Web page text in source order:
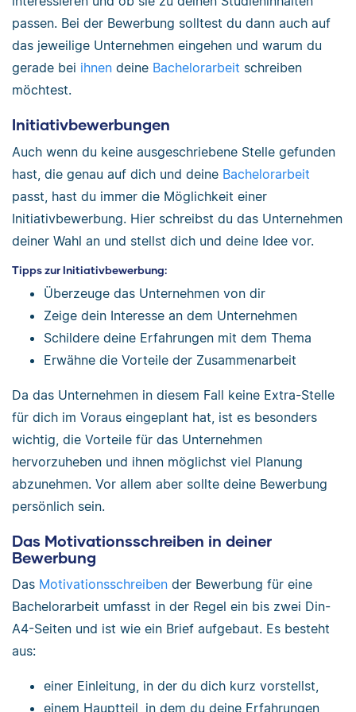
passen. Bei der Bewerbung solltest du dann auch auf
das jeweilige Unternehmen eingehen und warum du
gerade bei ihnen deine Bachelorarbeit schreiben
möchtest.
Initiativbewerbungen
Auch wenn du keine ausgeschriebene Stelle gefunden
hast, die genau auf dich und deine Bachelorarbeit
passt, hast du immer die Möglichkeit einer
Initiativbewerbung. Hier schreibst du das Unternehmen
deiner Wahl an und stellst dich und deine Idee vor.
Tipps zur Initiativbewerbung:
Überzeuge das Unternehmen von dir
Zeige dein Interesse an dem Unternehmen
Schildere deine Erfahrungen mit dem Thema
Erwähne die Vorteile der Zusammenarbeit
Da das Unternehmen in diesem Fall keine Extra-Stelle
für dich im Voraus eingeplant hat, ist es besonders
wichtig, die Vorteile für das Unternehmen
hervorzuheben und ihnen möglichst viel Planung
abzunehmen. Vor allem aber sollte deine Bewerbung
persönlich sein.
Das Motivationsschreiben in deiner
Bewerbung
Das Motivationsschreiben der Bewerbung für eine
Bachelorarbeit umfasst in der Regel ein bis zwei Din-
A4-Seiten und ist wie ein Brief aufgebaut. Es besteht
aus:
einer Einleitung, in der du dich kurz vorstellst,
einem Hauptteil, in dem du deine Erfahrungen